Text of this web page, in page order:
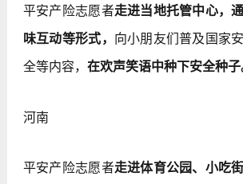
平安产险志愿者走进当地托管中心，
味互动等形式， 向小朋友们普及国家
全等内容， 在欢声笑语中种下安全种子
河南
平安产险志愿者走进体育公园、小吃